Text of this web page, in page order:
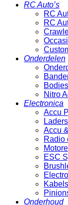
RC Auto’s
RC
RC
Onderdelen
Bodies
Nitro
Electronica
Accu
Laders
Accu
Radio
ESC
Onderhoud